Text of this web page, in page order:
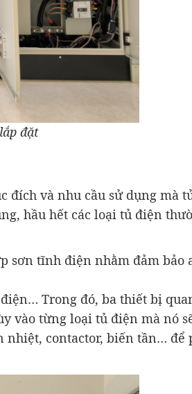
đặt
đích và nhu cầu sử dụng mà
hầu hết các loại tủ điện
sơn tĩnh điện nhằm đảm bảo
Trong đó, ba thiết bị
vào từng loại tủ điện mà nó
nhiệt, contactor, biến tần… để